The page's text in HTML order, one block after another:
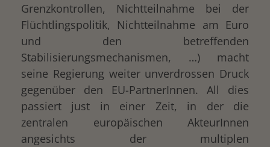
Grenzkontrollen, Nichtteilnahme bei der
Flüchtlingspolitik, Nichtteilnahme am Euro
und den betreffenden
Stabilisierungsmechanismen, …) macht
seine Regierung weiter unverdrossen Druck
gegenüber den EU-PartnerInnen. All dies
passiert just in einer Zeit, in der die
zentralen europäischen AkteurInnen
angesichts der multiplen